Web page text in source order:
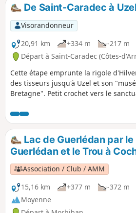
De Saint-Caradec à
Visorandonneur
20,91 km
+334 m -217 m
Départ à Saint-Caradec (Côtes-
Cette étape emprunte la rigole
des tisseurs jusqu'à Uzel et son
Bretagne". Petit crochet vers le
Lac de Guerlédan par
Guerlédan et le Trou à
Association / Club / AMM
15,16 km
+377 m -372 m
Moyenne